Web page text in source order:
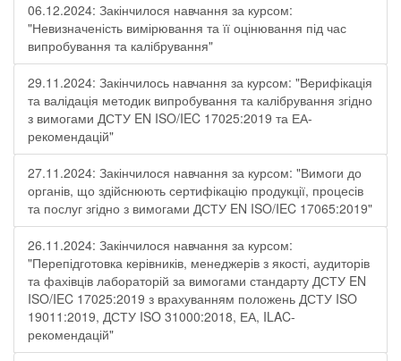
06.12.2024: Закінчилося навчання за курсом:
"Невизначеність вимірювання та її оцінювання під час
випробування та калібрування"
29.11.2024: Закінчилось навчання за курсом: "Верифікація
та валідація методик випробування та калібрування згідно
з вимогами ДСТУ EN ISO/IEC 17025:2019 та ЕА-
рекомендацій"
27.11.2024: Закінчилося навчання за курсом: "Вимоги до
органів, що здійснюють сертифікацію продукції, процесів
та послуг згідно з вимогами ДСТУ EN ISO/IEC 17065:2019"
26.11.2024: Закінчилося навчання за курсом:
"Перепідготовка керівників, менеджерів з якості, аудиторів
та фахівців лабораторій за вимогами стандарту ДСТУ EN
ISO/IEC 17025:2019 з врахуванням положень ДСТУ ISO
19011:2019, ДСТУ ISO 31000:2018, ЕА, ILAC-
рекомендацій"